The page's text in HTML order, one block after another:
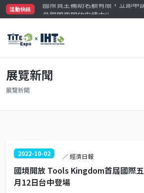
活動快訊
參觀門票開放申請中‼️
最大規模台灣五金展TiTE x IHT
展覽新聞
展覽新聞
2022-10-02 ／ 經濟日報
國境開放 Tools Kingdom首屆國際
月12日台中登場